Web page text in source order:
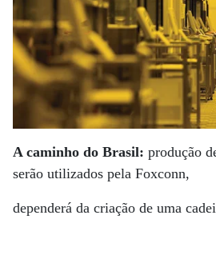
A caminho do Brasil: produção
serão utilizados pela Foxconn,
dependerá da criação de uma